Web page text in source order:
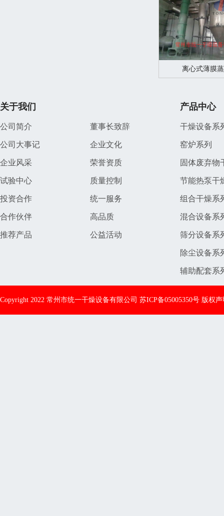
离心式薄膜
关于我们
公司简介 董事长致辞
公司大事记 企业文化
企业风采 荣誉资质
试验中心 质量控制
投资合作 统一服务
合作伙伴 高品质
推荐产品 公益活动
产品中心
干燥设备系
窑炉系列
固体废弃物
节能热泵干
组合干燥系
混合设备系
筛分设备系
除尘设备系
辅助配套系
Copyright 2022 常州市统一干燥设备有限公司 苏ICP备05005350号 版权声